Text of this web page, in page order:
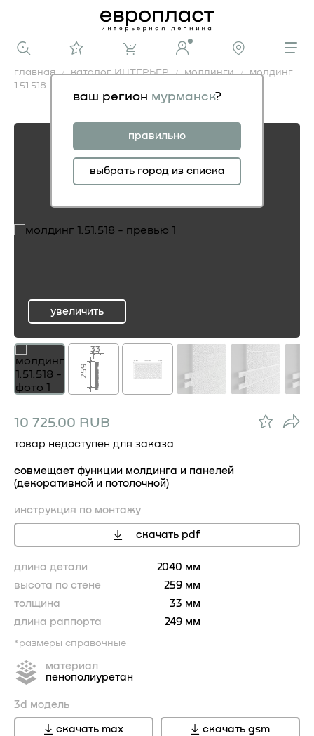
ваш регион мурманск?
правильно
выбрать город из списка
главная каталог ИНТЕРЬЕР молдинги
молдинг
1.51.518
молдинг 1.51.518
ru
увеличить
33
259
10 725.00 RUB
товар недоступен для заказа
совмещает функции молдинга и панелей
(декоративной и потолочной)
инструкция по монтажу
скачать pdf
длина детали
2040 мм
высота по стене
259 мм
толщина
33 мм
длина раппорта
249 мм
*размеры справочные
материал
пенополиуретан
3d модель
скачать max скачать gsm